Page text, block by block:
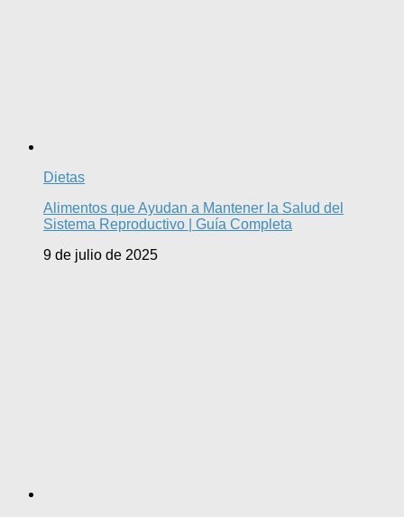
Dietas
Alimentos que Ayudan a Mantener la Salud del
Sistema Reproductivo | Guía Completa
9 de julio de 2025